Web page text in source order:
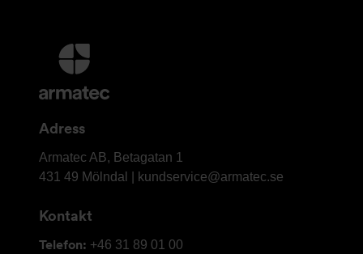
Ytterligare
information
och
Adress
Armatec
AB
Armatec AB, Betagatan 1
431 49 Mölndal |
kundservice@armatec.se
Kontakt
Telefon: +46 31 89 01 00